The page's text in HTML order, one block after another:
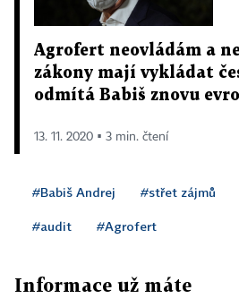
Agrofert neovládám a
zákony mají vykládat
odmítá Babiš znovu
13. 11. 2020 ▪ 3 min. čtení
#Babiš Andrej #střet zájmů
#audit #Agrofert
Informace už máte